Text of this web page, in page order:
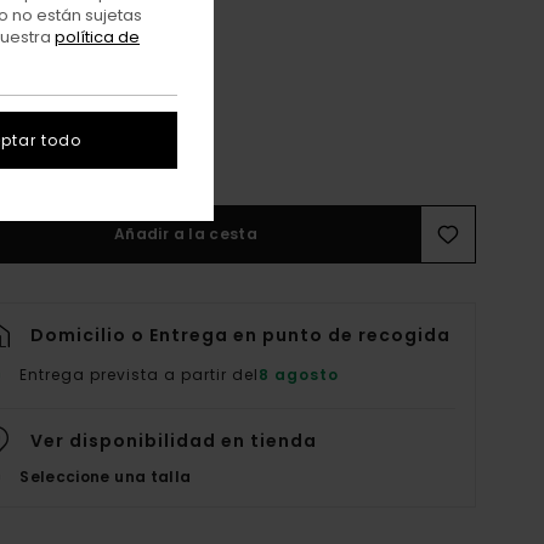
Añadir a la cesta
Domicilio o Entrega en punto de recogida
Entrega prevista a partir del8 agosto
Ver disponibilidad en tienda
Seleccione una talla
no están sujetas
política de
todo